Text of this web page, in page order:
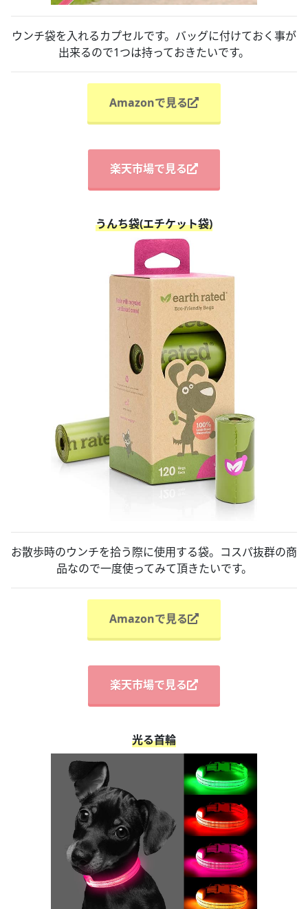
ウンチ袋を入れるカプセルです。バッグに付けておく事が
出来るので1つは持っておきたいです。
Amazonで見る
楽天市場で見る
うんち袋(エチケット袋)
お散歩時のウンチを拾う際に使用する袋。コスパ抜群の商
品なので一度使ってみて頂きたいです。
Amazonで見る
楽天市場で見る
光る首輪